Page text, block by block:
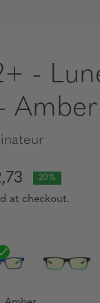
-
Amber
20%
at checkout.